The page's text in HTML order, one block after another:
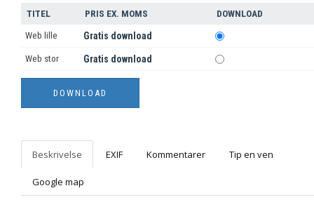
TITEL PRIS EX. MOMS DOWNLOAD
Web lille Gratis download
Web stor Gratis download
Beskrivelse EXIF Kommentarer Tip en ven
Google map